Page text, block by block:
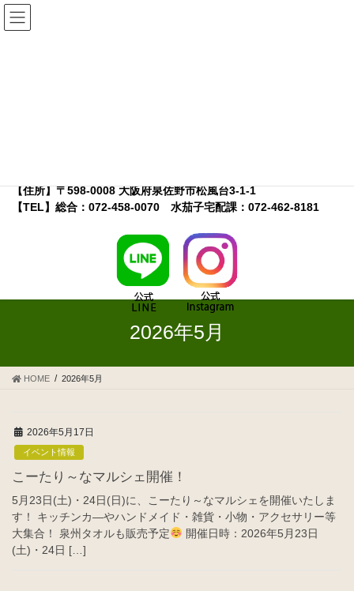
コ
ン
ナ
ビ
【住所】〒598-0008 大阪府泉佐野市松風台3-1-1
【TEL】総合：072-458-0070 水茄子宅配課：072-462-8181
2026年5月
HOME 2026年5月
2026年5月17日
イベント情報
こーたり～なマルシェ開催！
5月23日(土)・24日(日)に、こーたり～なマルシェを開催いたしま
す！ キッチンカ―やハンドメイド・雑貨・小物・アクセサリー等
大集合！ 泉州タオルも販売予定
開催日時：2026年5月23日
(土)・24日 […]